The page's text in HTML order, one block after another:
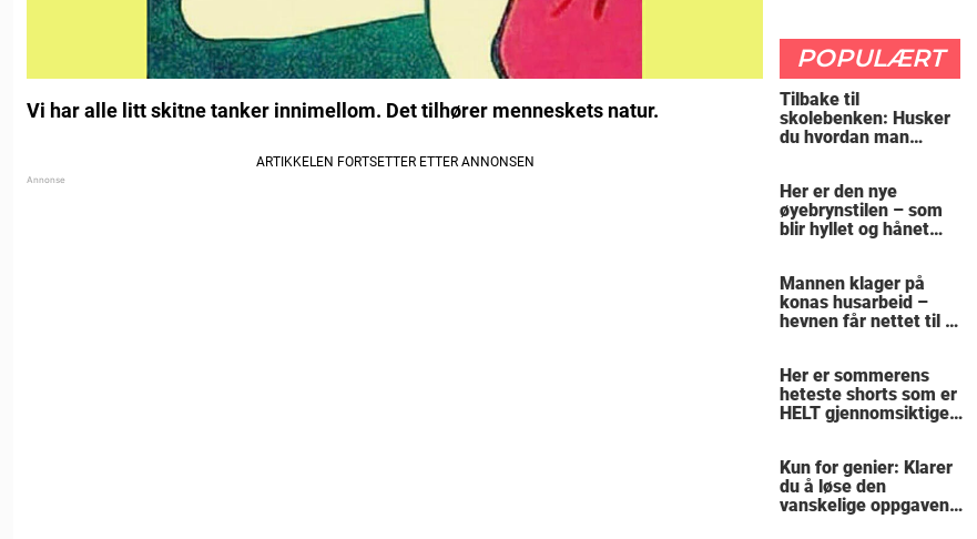
Vi har alle litt skitne tanker innimellom. Det tilhører menneskets natur.
POPULÆRT
Tilbake til
skolebenken: Husker
du hvordan man
Her er den nye
øyebrynstilen – som
blir hyllet og hånet
Mannen klager på
konas husarbeid –
hevnen får nettet til å
Her er sommerens
heteste shorts som er
HELT gjennomsiktige
Kun for genier: Klarer
du å løse den
vanskelige oppgaven